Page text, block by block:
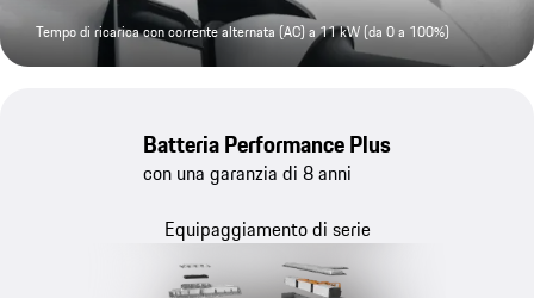
Tempo di ricarica con corrente alternata (AC) a 11 kW (da 0 a 100%)
Batteria Performance Plus
con una garanzia di 8 anni
Equipaggiamento di serie